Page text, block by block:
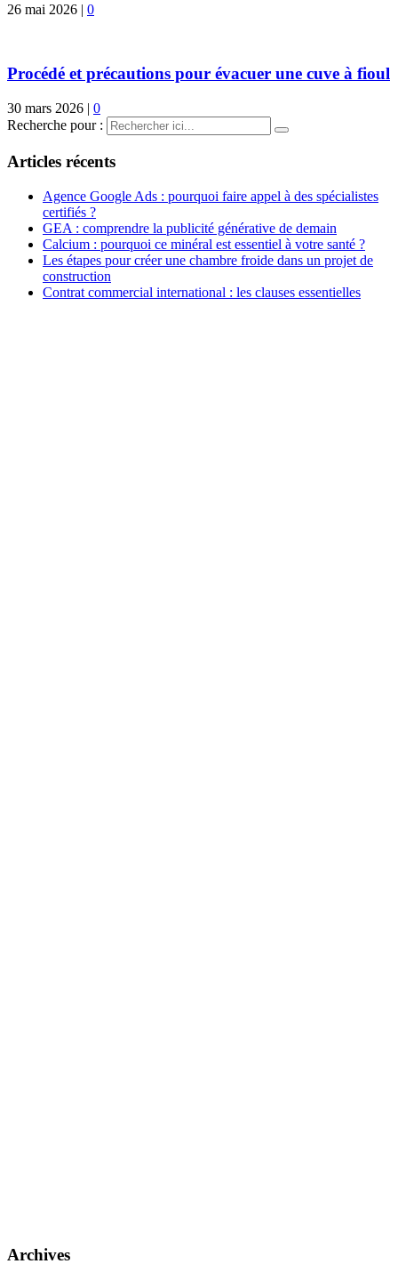
26 mai 2026 | 0
Procédé et précautions pour évacuer une cuve à fioul
30 mars 2026 | 0
Recherche pour :
Articles récents
Agence Google Ads : pourquoi faire appel à des spécialistes
certifiés ?
GEA : comprendre la publicité générative de demain
Calcium : pourquoi ce minéral est essentiel à votre santé ?
Les étapes pour créer une chambre froide dans un projet de
construction
Contrat commercial international : les clauses essentielles
Archives